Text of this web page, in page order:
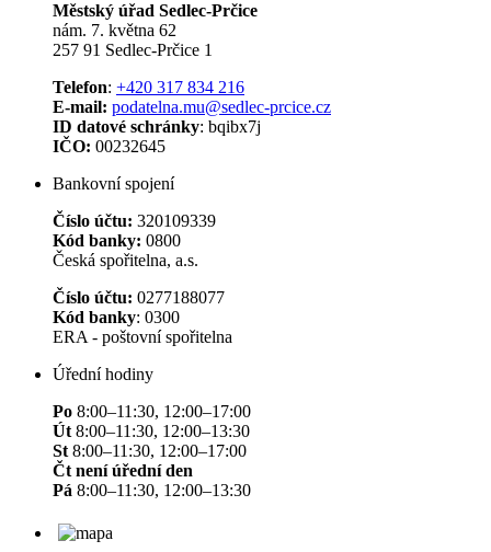
Městský úřad Sedlec-Prčice
nám. 7. května 62
257 91 Sedlec-Prčice 1
Telefon: +420 317 834 216
E-mail: podatelna.mu@sedlec-prcice.cz
ID datové schránky: bqibx7j
IČO: 00232645
Bankovní spojení
Číslo účtu: 320109339
Kód banky: 0800
Česká spořitelna, a.s.
Číslo účtu: 0277188077
Kód banky: 0300
ERA - poštovní spořitelna
Úřední hodiny
Po 8:00–11:30, 12:00–17:00
Út 8:00–11:30, 12:00–13:30
St 8:00–11:30, 12:00–17:00
Čt není úřední den
Pá 8:00–11:30, 12:00–13:30